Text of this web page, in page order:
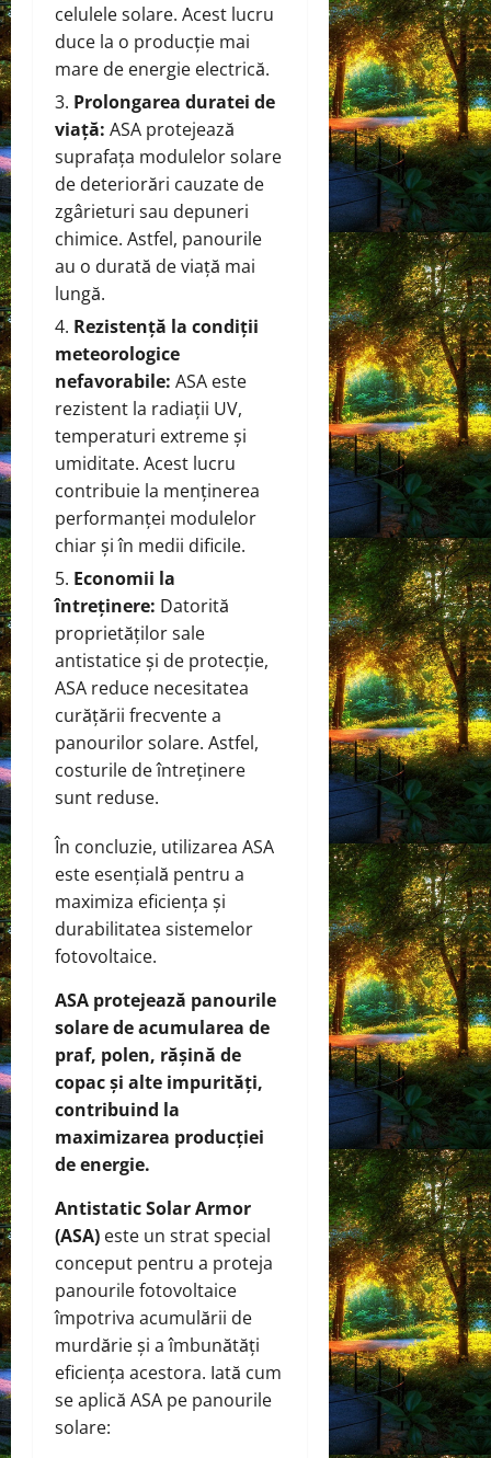
celulele solare. Acest lucru
duce la o producție mai
mare de energie electrică.
Prolongarea duratei de
viață: ASA protejează
suprafața modulelor solare
de deteriorări cauzate de
zgârieturi sau depuneri
chimice. Astfel, panourile
au o durată de viață mai
lungă.
Rezistență la condiții
meteorologice
nefavorabile: ASA este
rezistent la radiații UV,
temperaturi extreme și
umiditate. Acest lucru
contribuie la menținerea
performanței modulelor
chiar și în medii dificile.
Economii la
întreținere: Datorită
proprietăților sale
antistatice și de protecție,
ASA reduce necesitatea
curățării frecvente a
panourilor solare. Astfel,
costurile de întreținere
sunt reduse.
În concluzie, utilizarea ASA
este esențială pentru a
maximiza eficiența și
durabilitatea sistemelor
fotovoltaice.
ASA protejează panourile
solare de acumularea de
praf, polen, rășină de
copac și alte impurități,
contribuind la
maximizarea producției
de energie.
Antistatic Solar Armor
(ASA) este un strat special
conceput pentru a proteja
panourile fotovoltaice
împotriva acumulării de
murdărie și a îmbunătăți
eficiența acestora. Iată cum
se aplică ASA pe panourile
solare: